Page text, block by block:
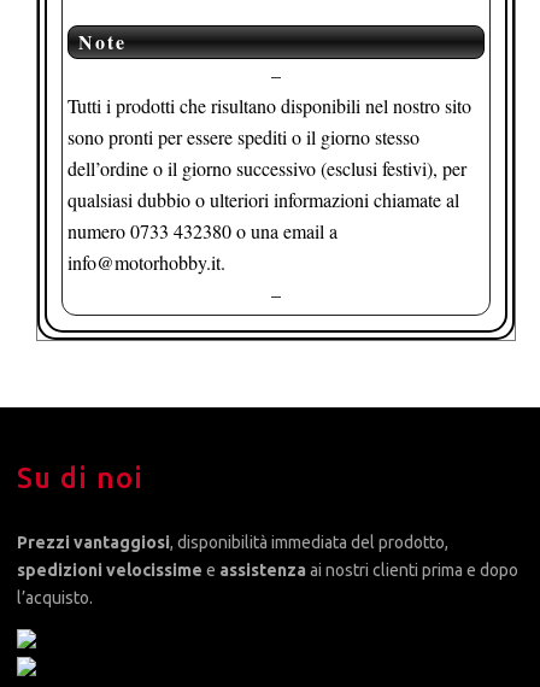
Note
–
Tutti i prodotti che risultano disponibili nel nostro sito
sono pronti per essere spediti o il giorno stesso
dell’ordine o il giorno successivo (esclusi festivi), per
qualsiasi dubbio o ulteriori informazioni chiamate al
numero 0733 432380 o una email a
info@motorhobby.it.
–
Su di noi
Prezzi vantaggiosi, disponibilità immediata del prodotto,
spedizioni velocissime e assistenza ai nostri clienti prima e dopo
l’acquisto.